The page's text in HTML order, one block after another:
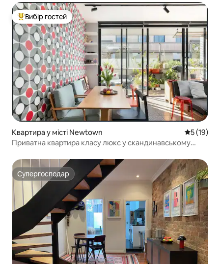
Топ вибір гостей
Вибір гостей
Квартира у місті Newtown Середня
5 (19)
Приватна квартира класу люкс у скандинавському
Супергосподар
Супергосподар